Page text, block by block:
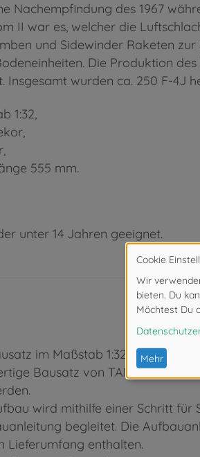
Nachempfindung des 1967
II war es, welcher die
und Sidewinder Raketen
Die Produktion
Insgesamt wurden ca. 250 F-4J
1:32,
555 mm.
unter 14 Jahren geeignet.
im Maßstab 1:32
Bausatz von TAMIYA muss in
wird mithilfe einer Schritt für
begleitet. Die
Lieferumfang enthalten.